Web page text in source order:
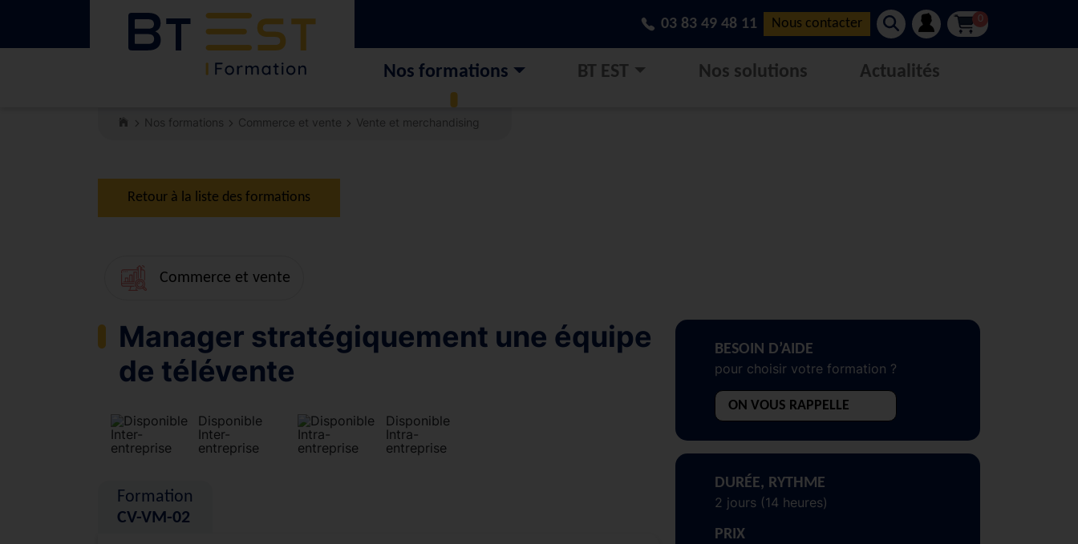
03 83 49 48 11 Nous contacter 0
Nos formations BT EST Nos solutions Actualités
Nos formations Commerce et vente Vente et merchandising
Retour à la liste des formations
Commerce et vente
Manager stratégiquement une équipe
de télévente
Disponible
Inter-
entreprise
Disponible
Intra-
entreprise
Formation
CV-VM-02
BESOIN D’AIDE
pour choisir votre formation ?
ON VOUS RAPPELLE
DURÉE, RYTHME
2 jours (14 heures)
PRIX